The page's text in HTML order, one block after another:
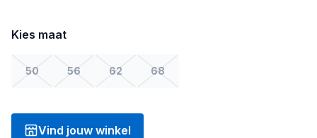
Kies maat
50 56 62 68
Vind jouw winkel